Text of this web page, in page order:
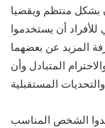
بشكل منتظم ويقضيا
للأفراد أن يستخدموا
المزيد عن بعضهما
المتبادل وأن
الشخص المناسب